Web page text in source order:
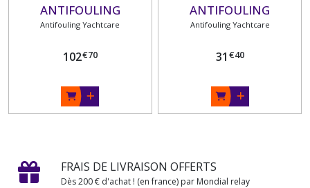
ANTIFOULING
ERODABLE 2.5 L
Antifouling Yachtcare
102€70
ANTIFOULING
ERODABLE 0,75 L
Antifouling Yachtcare
31 €40
FRAIS DE LIVRAISON OFFERTS
Dès 200 € d'achat ! (en france) par Mondial relay